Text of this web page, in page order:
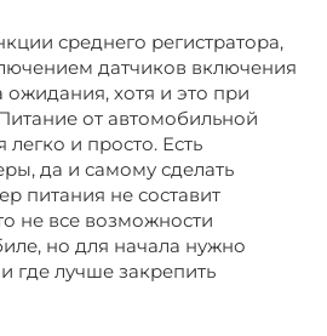
среднего регистратора,
датчиков включения
хотя и это при
от автомобильной
легко и просто. Есть
да и самому сделать
питания не составит
не все возможности
но для начала нужно
где лучше закрепить